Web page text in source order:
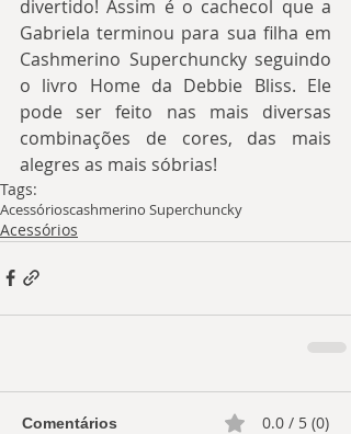
divertido! Assim é o cachecol que a
Gabriela terminou para sua filha em
Cashmerino Superchuncky seguindo
o livro Home da Debbie Bliss. Ele
pode ser feito nas mais diversas
combinações de cores, das mais
alegres as mais sóbrias!
Tags:
Acessórioscashmerino Superchuncky
Acessórios
Comentários 0.0 / 5 (0)